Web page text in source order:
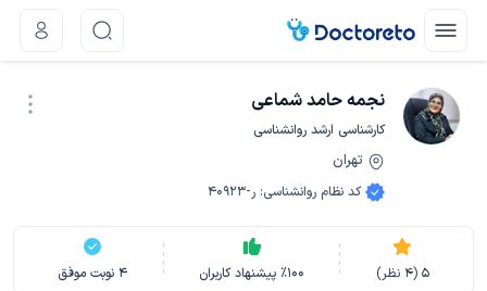
نجمه حامد شماعی
کارشناسی ارشد روانشناسی
تهران
کد نظام روانشناسی: ر-40923
5
(
4 نظر) ٪100 پیشنهاد کاربران 4 نوبت موفق